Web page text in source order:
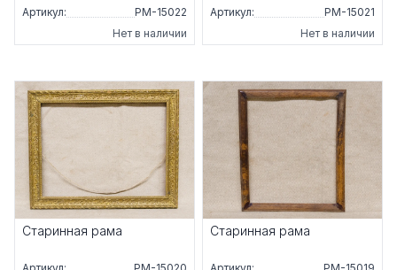
Артикул:
РМ-15022
Нет в наличии
Артикул:
РМ-15021
Нет в наличии
Старинная рама Старинная рама